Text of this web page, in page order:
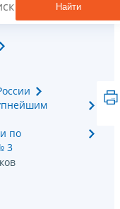
Найти
по
3